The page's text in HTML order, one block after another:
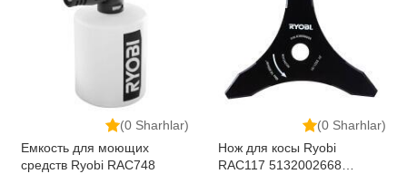
(0 Sharhlar)
Емкость для моющих
средств Ryobi RAC748
(0 Sharhlar)
Нож для косы Ryobi
RAC117 5132002668